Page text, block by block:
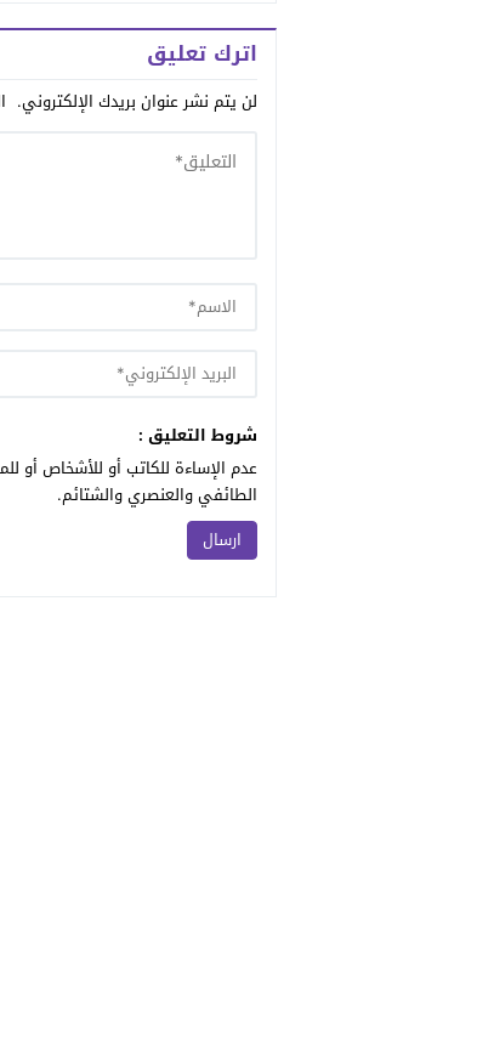
اترك تعليق
لن يتم نشر عنوان بريدك الإلكتروني.
شروط التعليق :
عدم الإساءة للكاتب أو للأشخاص أو
الطائفي والعنصري والشتائم.